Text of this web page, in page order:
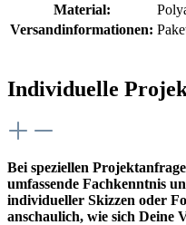
Material:
Versandinformationen:
Individuelle
Bei speziellen
umfassende Fachkenntnis
individueller Skizzen oder
anschaulich, wie sich Deine